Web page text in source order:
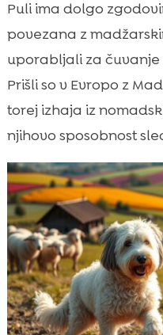
Puli ima dolgo
povezana z
uporabljali za
Prišli so v Evropo z
torej izhaja iz
njihovo sposobnost